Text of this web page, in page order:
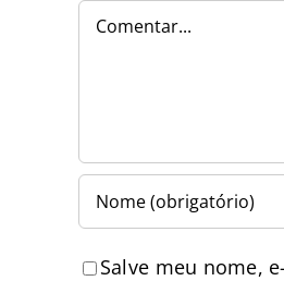
Comentar
Salve meu nome,